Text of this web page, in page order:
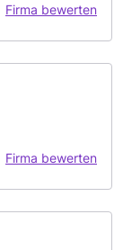
Firma bewerten
Firma bewerten